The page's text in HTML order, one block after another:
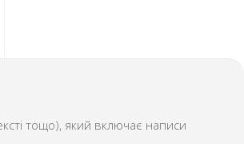
тощо), який включає написи